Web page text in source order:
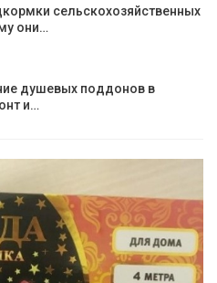
сельскохозяйственных
они…
душевых поддонов в
и…